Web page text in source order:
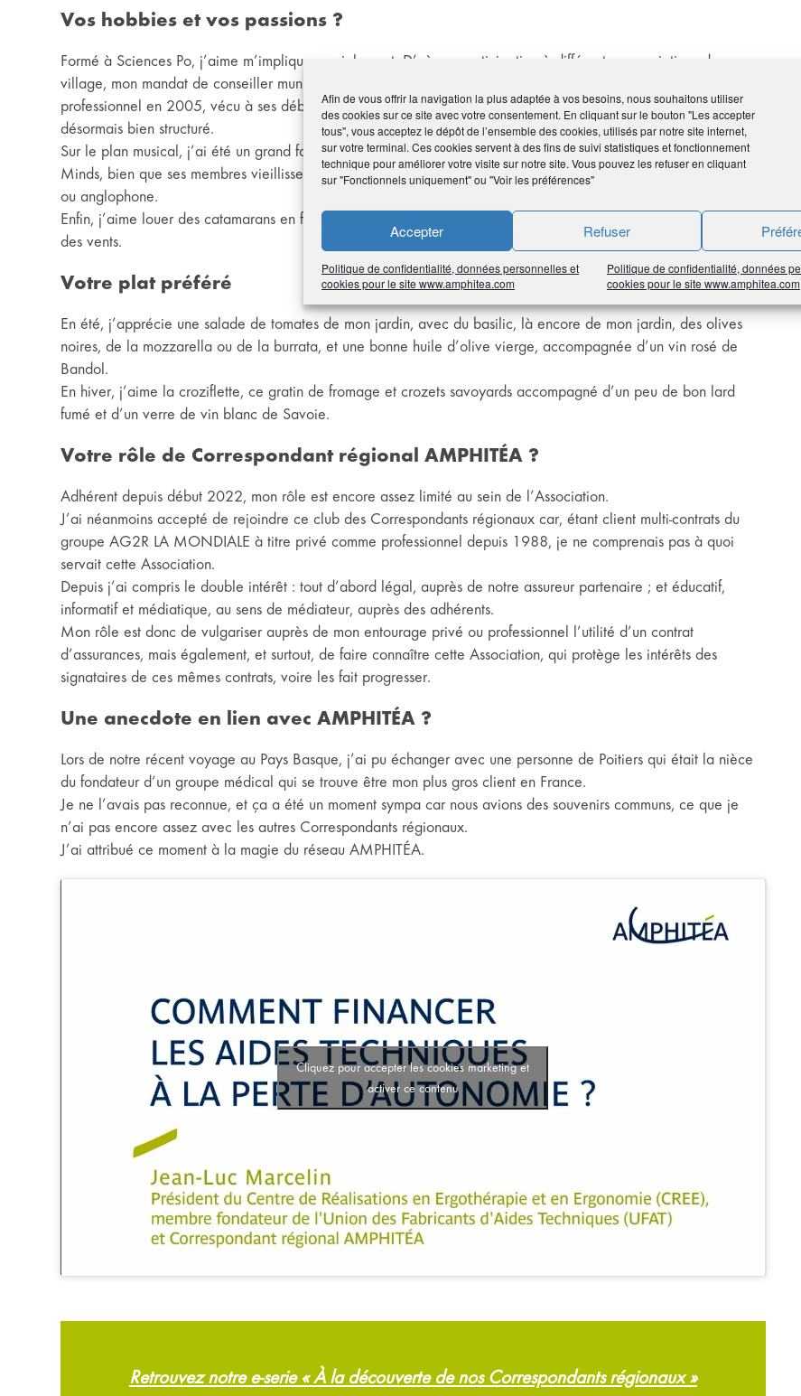
Afin de vous offrir la navigation la plus adaptée à vos besoins, nous souhaitons utiliser
des cookies sur ce site avec votre consentement. En cliquant sur le bouton "Les accepter
tous", vous acceptez le dépôt de l’ensemble des cookies, utilisés par notre site internet,
sur votre terminal. Ces cookies servent à des fins de suivi statistiques et fonctionnement
technique pour améliorer votre visite sur notre site. Vous pouvez les refuser en cliquant
sur "Fonctionnels uniquement" ou "Voir les préférences"
Accepter Refuser
Politique de confidentialité, données personnelles et
cookies pour le site www.amphitea.com
Politique de confidentialité, données
cookies pour le site www.amphitea.com
Vos hobbies et vos passions ?
Formé à Sciences Po, j’aime m’impliquer socialement. D’où ma participation à différentes associations de mon
village, mon mandat de conseiller municipal de 2001 à 2008, ou encore la création d’un syndicat
professionnel en 2005, vécu à ses débuts comme un club de confrères (et concurrents) à l’anglaise, et qui est
désormais bien structuré.
Sur le plan musical, j’ai été un grand fan de David Bowie. Je vais souvent voir en concert le groupe Simple
Minds, bien que ses membres vieillissent autant que moi, et suis ouvert à toute forme de musique francophone
ou anglophone.
Enfin, j’aime louer des catamarans en famille et partager le plaisir de la glisse sur l’eau et de l’apprentissage
des vents.
Votre plat préféré
En été, j’apprécie une salade de tomates de mon jardin, avec du basilic, là encore de mon jardin, des olives
noires, de la mozzarella ou de la burrata, et une bonne huile d’olive vierge, accompagnée d’un vin rosé de
Bandol.
En hiver, j’aime la croziflette, ce gratin de fromage et crozets savoyards accompagné d’un peu de bon lard
fumé et d’un verre de vin blanc de Savoie.
Votre rôle de Correspondant régional AMPHITÉA ?
Adhérent depuis début 2022, mon rôle est encore assez limité au sein de l’Association.
J’ai néanmoins accepté de rejoindre ce club des Correspondants régionaux car, étant client multi-contrats du
groupe AG2R LA MONDIALE à titre privé comme professionnel depuis 1988, je ne comprenais pas à quoi
servait cette Association.
Depuis j’ai compris le double intérêt : tout d’abord légal, auprès de notre assureur partenaire ; et éducatif,
informatif et médiatique, au sens de médiateur, auprès des adhérents.
Mon rôle est donc de vulgariser auprès de mon entourage privé ou professionnel l’utilité d’un contrat
d’assurances, mais également, et surtout, de faire connaître cette Association, qui protège les intérêts des
signataires de ces mêmes contrats, voire les fait progresser.
Une anecdote en lien avec AMPHITÉA ?
Lors de notre récent voyage au Pays Basque, j’ai pu échanger avec une personne de Poitiers qui était la nièce
du fondateur d’un groupe médical qui se trouve être mon plus gros client en France.
Je ne l’avais pas reconnue, et ça a été un moment sympa car nous avions des souvenirs communs, ce que je
n’ai pas encore assez avec les autres Correspondants régionaux.
J’ai attribué ce moment à la magie du réseau AMPHITÉA.
Cliquez pour accepter les cookies marketing et
activer ce contenu
Retrouvez notre e-serie « À la découverte de nos Correspondants régionaux »